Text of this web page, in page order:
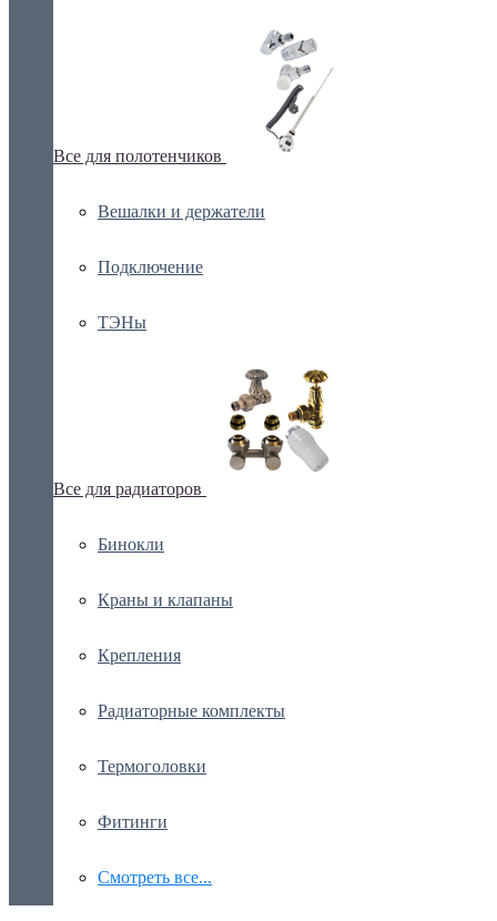
Все для полотенчиков
Вешалки и держатели
Подключение
ТЭНы
Все для радиаторов
Бинокли
Краны и клапаны
Крепления
Радиаторные комплекты
Термоголовки
Фитинги
Смотреть все...